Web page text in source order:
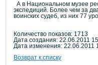
А в Национальном музее
экспедиций. Более чем за
воинских судеб, из них 77
Количество показов: 1713
Дата создания: 22.06.2011
Дата изменения: 22.06.2011
Возврат к списку